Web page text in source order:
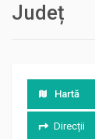
Județ
Hartă
Direcții